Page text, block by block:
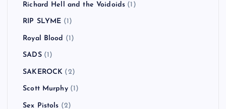
Richard Hell and the Voidoids (1)
RIP SLYME (1)
Royal Blood (1)
SADS(1)
SAKEROCK (2)
Scott Murphy(1)
Sex Pistols (2)